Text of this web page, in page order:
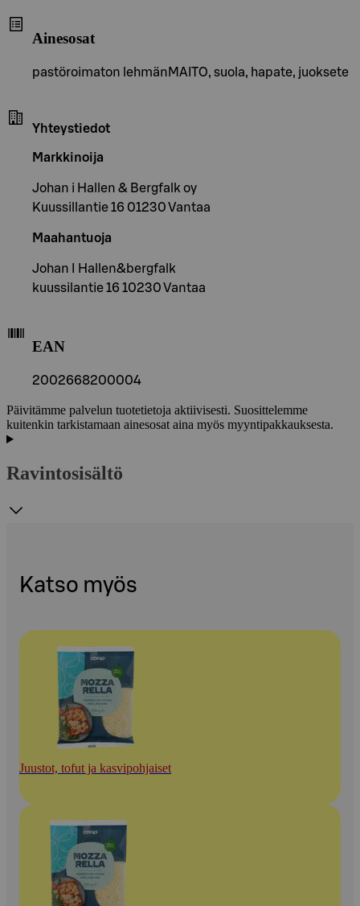
Ainesosat
pastöroimaton lehmänMAITO, suola, hapate, juoksete
Yhteystiedot
Markkinoija
Johan i Hallen & Bergfalk oy
Kuussillantie 16 01230 Vantaa
Maahantuoja
Johan I Hallen&bergfalk
kuussilantie 16 10230 Vantaa
EAN
2002668200004
Päivitämme palvelun tuotetietoja aktiivisesti. Suosittelemme
kuitenkin tarkistamaan ainesosat aina myös myyntipakkauksesta.
Ravintosisältö
Katso myös
Juustot, tofut ja kasvipohjaiset